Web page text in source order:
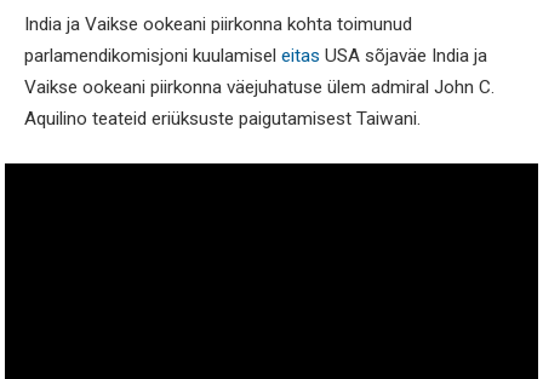
India ja Vaikse ookeani piirkonna kohta toimunud
parlamendikomisjoni kuulamisel eitas USA sõjaväe India ja
Vaikse ookeani piirkonna väejuhatuse ülem admiral John C.
Aquilino teateid eriüksuste paigutamisest Taiwani.